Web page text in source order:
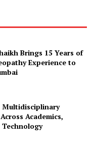
Brings 15 Years of
Experience to
Multidisciplinary
Academics,